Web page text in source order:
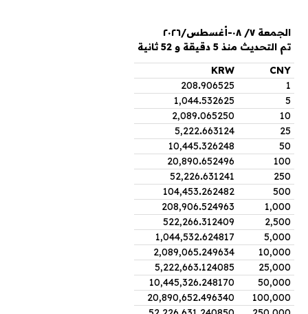
الجمعة ٧/ ٠٨-أغسطس/٢٠٢٦
تم التحديث منذ 5 دقيقة و 52 ثانية
CNY
KRW
1
208.906525
5
1,044.532625
10
2,089.065250
25
5,222.663124
50
10,445.326248
100
20,890.652496
250
52,226.631241
500
104,453.262482
1,000
208,906.524963
2,500
522,266.312409
5,000
1,044,532.624817
10,000
2,089,065.249634
25,000
5,222,663.124085
50,000
10,445,326.248170
100,000
20,890,652.496340